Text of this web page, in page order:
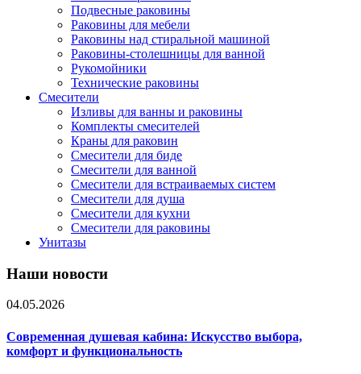
Подвесные раковины
Раковины для мебели
Раковины над стиральной машиной
Раковины-столешницы для ванной
Рукомойники
Технические раковины
Смесители
Изливы для ванны и раковины
Комплекты смесителей
Краны для раковин
Смесители для биде
Смесители для ванной
Смесители для встраиваемых систем
Смесители для душа
Смесители для кухни
Смесители для раковины
Унитазы
Наши новости
04.05.2026
Современная душевая кабина: Искусство выбора,
комфорт и функциональность